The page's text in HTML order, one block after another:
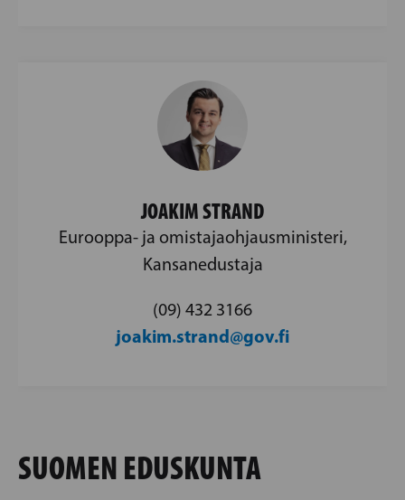
JOAKIM STRAND
Eurooppa- ja omistajaohjausministeri,
Kansanedustaja
(09) 432 3166
joakim.strand@gov.fi
SUOMEN EDUSKUNTA